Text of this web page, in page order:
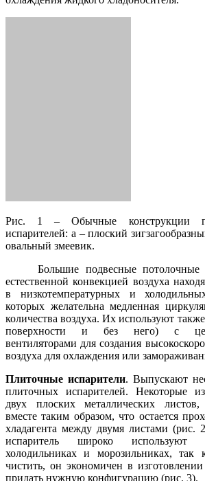
Рис. 1 – Обычные конструкции
испарителей: а – плоский
овальный змеевик.
Большие подвесные потолочные
естественной конвекцией воздуха
в низкотемпературных и
которых желательна медленная
количества воздуха. Их используют
поверхности и без него) с
вентиляторами для создания
воздуха для охлаждения или
Плиточные испарители. Выпускают
плиточных испарителей. Некоторые
двух плоских металлических
вместе таким образом, что остается
хладагента между двумя листами (рис.
испаритель широко
холодильниках и морозильниках, так
чистить, он экономичен в
придать нужную конфигурацию (рис. 3).